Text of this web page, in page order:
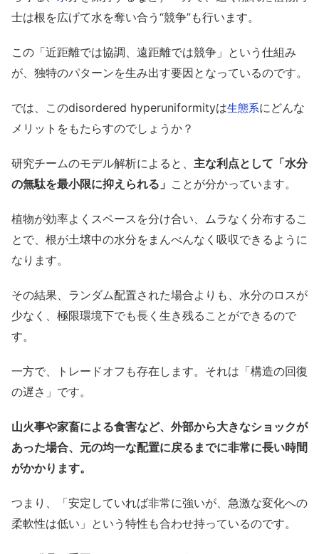
士は根を広げて水を奪い合う“競争”も行います。
この「近距離では協調、遠距離では競争」という仕組み
が、独特のパターンを生み出す要因となっているのです。
では、このdisordered hyperuniformityは生態系にどんな
メリットをもたらすのでしょうか？
研究チームのモデル解析によると、 主な利点として「水分
の無駄を最小限に抑えられる」 ことが分かっています。
植物が効率よくスペースを分け合い、ムラなく分布するこ
とで、根が土壌中の水分をまんべんなく吸収できるように
なります。
その結果、ランダム配置された場合よりも、水分のロスが
少なく、極限環境下でも長く生き残ることができるので
す。
一方で、トレードオフも存在します。それは「構造の回復
の遅さ」です。
山火事や家畜による食害など、外部から大きなショックが
あった場合、元の均一な配置に戻るまでに非常に長い時間
がかかります。
つまり、「安定していれば非常に強いが、急激な変化への
柔軟性は低い」という特性も合わせ持っているのです。